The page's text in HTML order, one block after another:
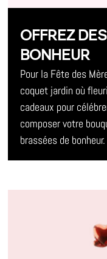
OFFREZ
BONHEUR
Pour la Fête des
coquet jardin où
cadeaux pour
composer votre
brassées de bonheur.